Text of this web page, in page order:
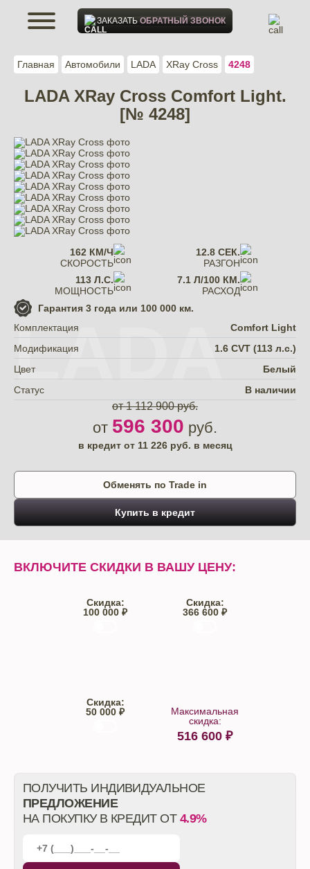
Главная Автомобили LADA XRay Cross 4248
LADA XRay Cross Comfort Light.
[№ 4248]
LADA
Гарантия 3 года или 100 000 км.
Комплектация
Comfort Light
Модификация
1.6 CVT (113 л.с.)
Цвет
Белый
Статус
В наличии
от 1 112 900 руб.
от 596 300 руб.
в кредит от 11 226руб. в месяц
162 КМ/Ч
СКОРОСТЬ
12.8 СЕК.
РАЗГОН
113 Л.С.
МОЩНОСТЬ
7.1 Л/100 КМ.
РАСХОД
Обменять по Trade in
Купить в кредит
ВКЛЮЧИТЕ СКИДКИ В ВАШУ ЦЕНУ:
Скидка:
100 000 ₽
Скидка:
366 600 ₽
Скидка:
50 000 ₽
Максимальная
скидка:
516 600 ₽
ПОЛУЧИТЬ ИНДИВИДУАЛЬНОЕ
ПРЕДЛОЖЕНИЕ
НА ПОКУПКУ В КРЕДИТ ОТ 4.9%
ЗАКАЗАТЬОБРАТНЫЙ ЗВОНОК